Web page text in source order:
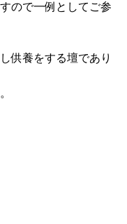
ので一例としてご参
供養をする壇であり